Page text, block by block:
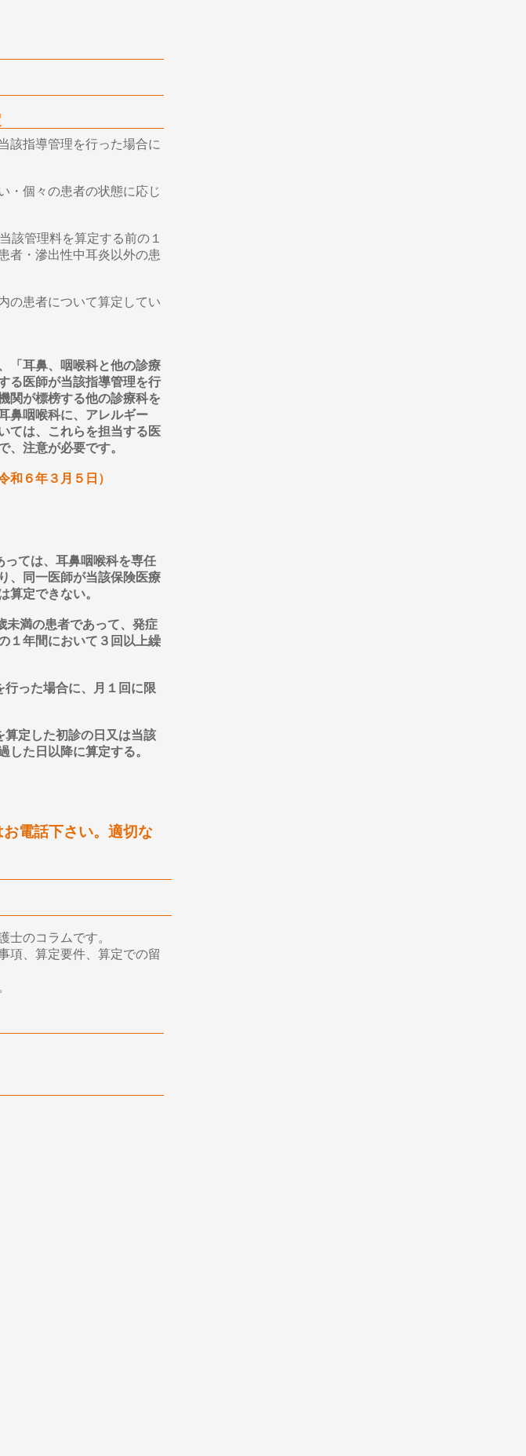
該指導管理を行った場合に
・個々の患者の状態に応じ
該管理料を算定する前の１
者・滲出性中耳炎以外の患
の患者について算定してい
「耳鼻、咽喉科と他の診療
る医師が当該指導管理を行
関が標榜する他の診療科を
鼻咽喉科に、アレルギー
ては、これらを担当する医
、注意が必要です。
和６年３月５日）
ては、耳鼻咽喉科を専任
、同一医師が当該保険医療
算定できない。
満の患者であって、発症
１年間において３回以上繰
った場合に、月１回に限
定した初診の日又は当該
した日以降に算定する。
電話下さい。適切な
士のコラムです。
項、算定要件、算定での留